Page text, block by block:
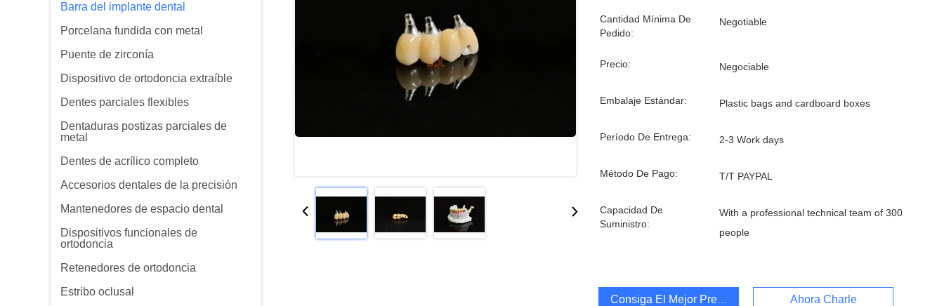
Barra del implante dental
Porcelana fundida con metal
Puente de zirconía
Dispositivo de ortodoncia extraíble
Dentes parciales flexibles
Dentaduras postizas parciales de
metal
Dentes de acrílico completo
Accesorios dentales de la precisión
Mantenedores de espacio dental
Dispositivos funcionales de
ortodoncia
Retenedores de ortodoncia
Estribo oclusal
Cantidad Mínima De
Pedido:
Negotiable
Precio: Negociable
Embalaje Estándar: Plastic bags and cardboard boxes
Período De Entrega: 2-3 Work days
Método De Pago: T/T PAYPAL
Capacidad De
Suministro:
With a professional technical team of 300
people
Consiga El Mejor Precio Ahora Charle